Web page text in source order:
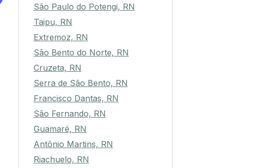
São Paulo do Potengi, RN
Taipu, RN
Extremoz, RN
São Bento do Norte, RN
Cruzeta, RN
Serra de São Bento, RN
Francisco Dantas, RN
São Fernando, RN
Guamaré, RN
Antônio Martins, RN
Riachuelo, RN